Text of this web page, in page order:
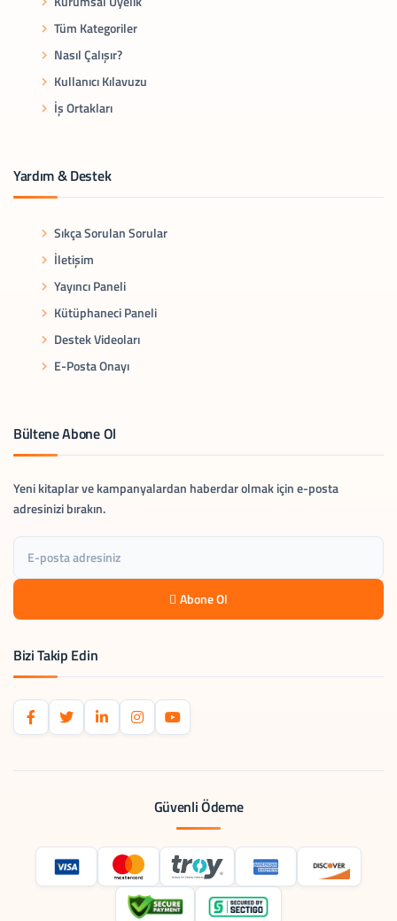
Tüm Kategoriler
Nasıl Çalışır?
Kullanıcı Kılavuzu
İş Ortakları
Yardım & Destek
Sıkça Sorulan Sorular
İletişim
Yayıncı Paneli
Kütüphaneci Paneli
Destek Videoları
E-Posta Onayı
Bültene Abone Ol
Yeni kitaplar ve kampanyalardan haberdar olmak için e-posta
adresinizi bırakın.
Abone Ol
Bizi Takip Edin
Güvenli Ödeme